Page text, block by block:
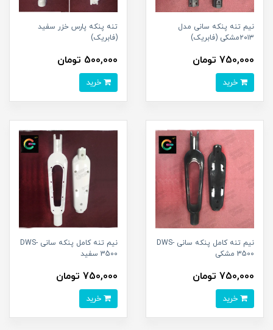
نیم تنه پنکه سانی مدل
۲۰۱۳مشکی (فابریک)
750,000 تومان
تنه پنکه پارس خزر سفید
(فابریک)
500,000 تومان
نیم تنه کامل پنکه سانی DWS-
3500 مشکی
750,000 تومان
نیم تنه کامل پنکه سانی DWS-
3500 سفید
750,000 تومان